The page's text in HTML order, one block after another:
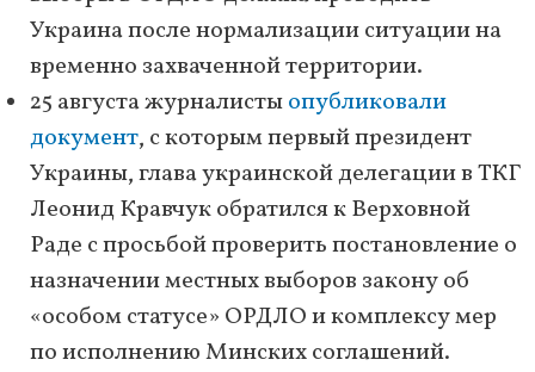
Украина после нормализации ситуации на
временно захваченной территории.
25 августа журналистыопубликовали
документ, с которым первый президент
Украины, глава украинской делегации в ТКГ
Леонид Кравчук обратился к Верховной
Раде с просьбой проверить постановление о
назначении местных выборов закону об
«особом статусе» ОРДЛО и комплексу мер
по исполнению Минских соглашений.